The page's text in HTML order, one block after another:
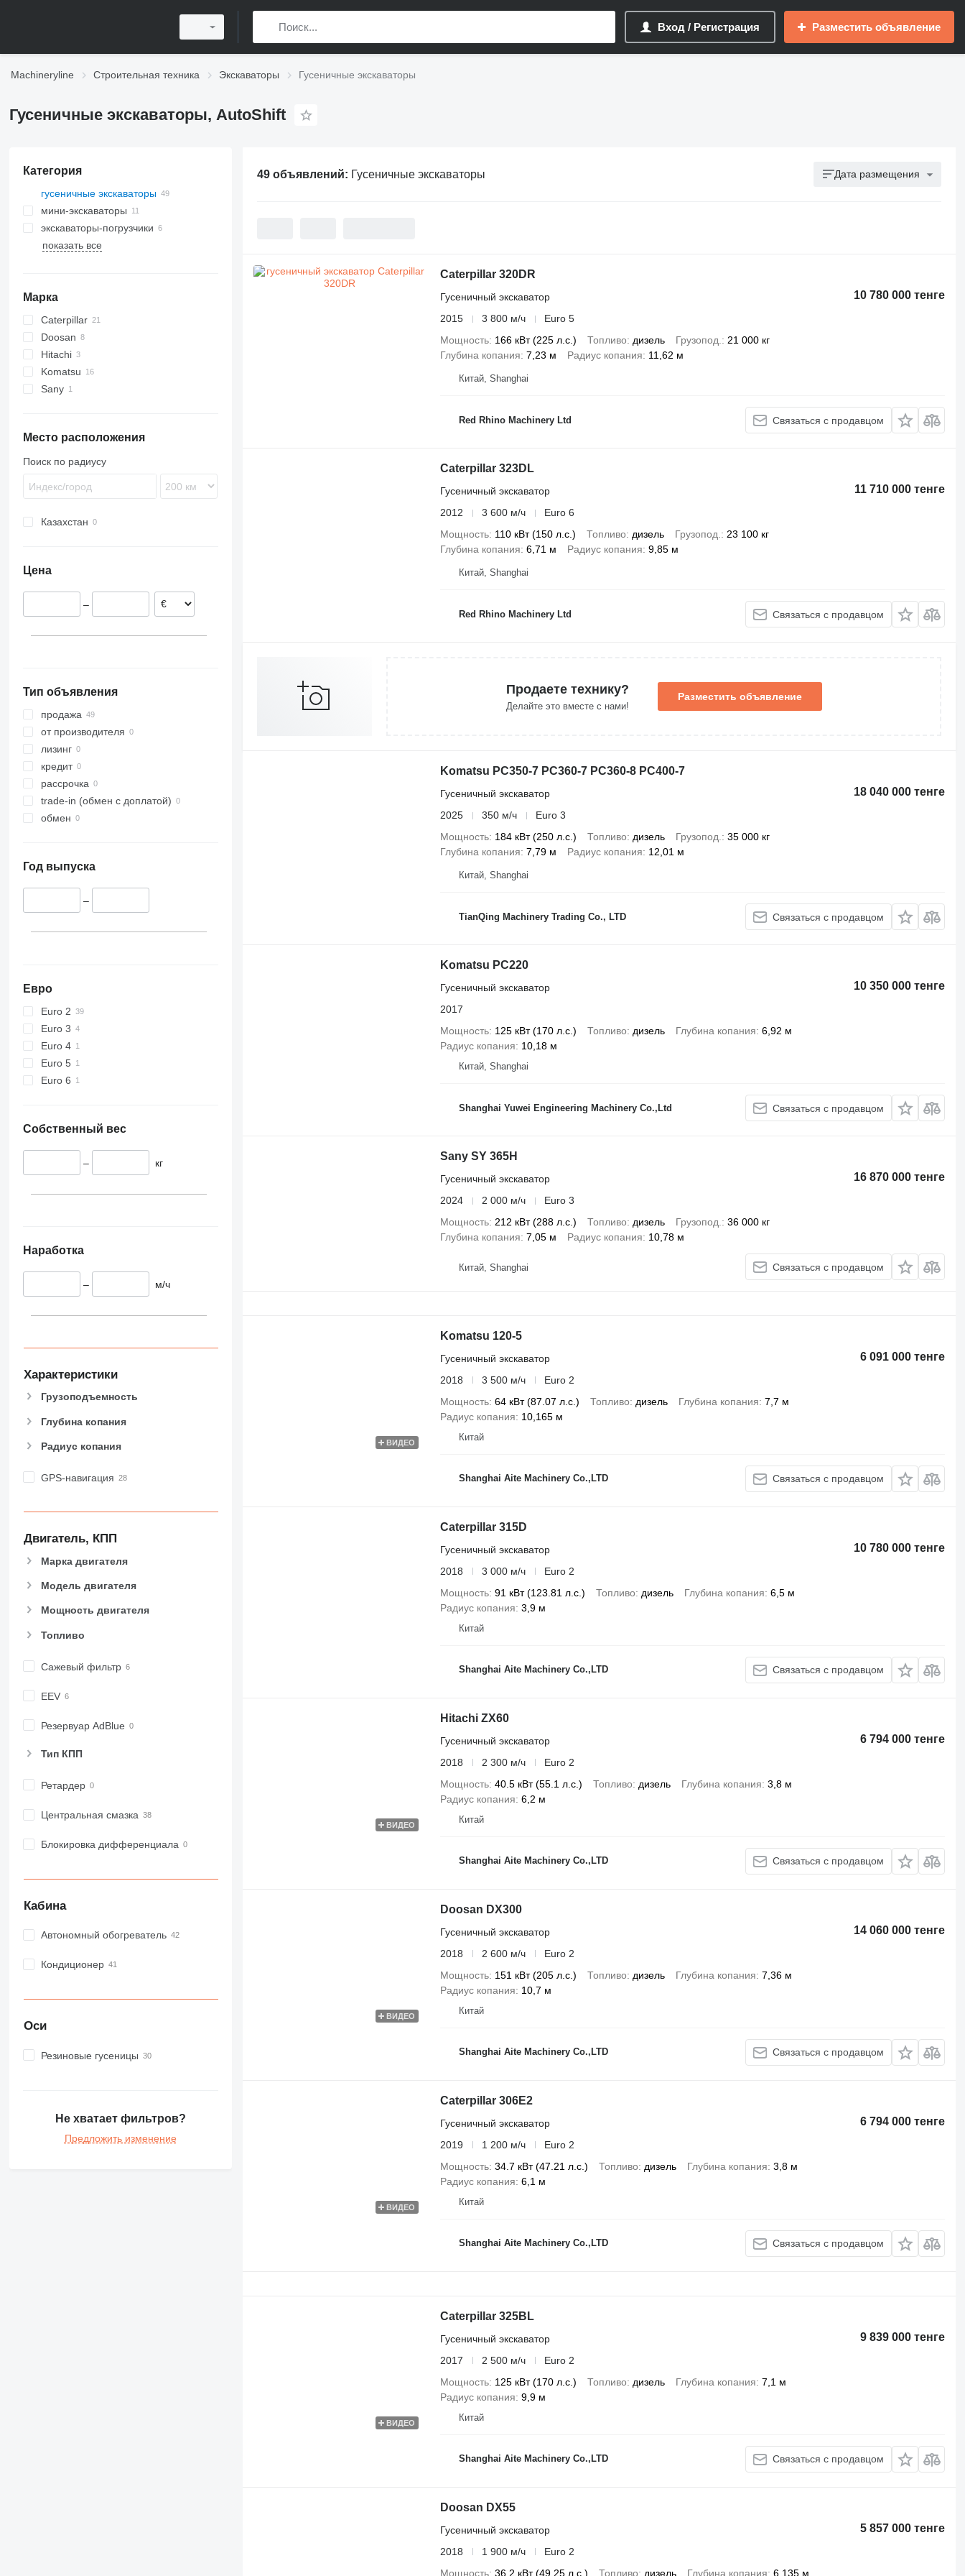
Вход / Регистрация Разместить объявление
Machineryline Строительная техника Экскаваторы Гусеничные экскаваторы
Гусеничные экскаваторы, AutoShift
Категория
гусеничные экскаваторы
мини-экскаваторы
экскаваторы-погрузчики
показать все
Марка
Caterpillar
306
312
315
320
330
336
Doosan
DH
DX
Hitachi
EX
ZX
Komatsu
PC
Sany
Место расположения
Поиск по радиусу
Казахстан
Цена
–
Тип объявления
продажа
от производителя
лизинг
кредит
рассрочка
trade-in (обмен с доплатой)
обмен
Год выпуска
–
Евро
Euro 2
Euro 3
Euro 4
Euro 5
Euro 6
Собственный вес
– кг
Наработка
– м/ч
Характеристики
Грузоподъемность
Глубина копания
Радиус копания
GPS-навигация
Двигатель, КПП
Марка двигателя
Модель двигателя
Мощность двигателя
Топливо
Сажевый фильтр
EEV
Резервуар AdBlue
Тип КПП
Ретардер
Центральная смазка
Блокировка дифференциала
Кабина
Автономный обогреватель
Кондиционер
Оси
Резиновые гусеницы
Не хватает фильтров?
Предложить изменение
49 объявлений: Гусеничные экскаваторы Дата размещения
Caterpillar 320DR
10 780 000 тенге
Гусеничный экскаватор
2015
3 800 м/ч
Euro 5
Мощность 166 кВт (225 л.с.) Топливо дизель Грузопод.
21 000 кг
Глубина копания 7,23 м Радиус копания 11,62 м
Китай, Shanghai
Red Rhino Machinery Ltd Связаться с продавцом
Caterpillar 323DL
11 710 000 тенге
Гусеничный экскаватор
2012
3 600 м/ч
Euro 6
Мощность 110 кВт (150 л.с.) Топливо дизель Грузопод.
23 100 кг
Глубина копания 6,71 м Радиус копания 9,85 м
Китай, Shanghai
Red Rhino Machinery Ltd Связаться с продавцом
Продаете технику?
Делайте это вместе с нами!
Разместить объявление
Komatsu PC350-7 PC360-7 PC360-8 PC400-7
18 040 000 тенге
Гусеничный экскаватор
2025
350 м/ч
Euro 3
Мощность 184 кВт (250 л.с.) Топливо дизель Грузопод.
35 000 кг
Глубина копания 7,79 м Радиус копания 12,01 м
Китай, Shanghai
TianQing Machinery Trading Co., LTD Связаться с продавцом
Komatsu PC220
10 350 000 тенге
Гусеничный экскаватор
2017
Мощность 125 кВт (170 л.с.) Топливо дизель Глубина копания 6,92 м
Радиус копания
10,18 м
Китай, Shanghai
Shanghai Yuwei Engineering Machinery Co.,Ltd Связаться с продавцом
Sany SY 365H
16 870 000 тенге
Гусеничный экскаватор
2024
2 000 м/ч
Euro 3
Мощность 212 кВт (288 л.с.) Топливо дизель Грузопод.
36 000 кг
Глубина копания 7,05 м Радиус копания 10,78 м
Китай, Shanghai Связаться с продавцом
ВИДЕО
Komatsu 120-5
6 091 000 тенге
Гусеничный экскаватор
2018
3 500 м/ч
Euro 2
Мощность 64 кВт (87.07 л.с.) Топливо дизель Глубина копания 7,7 м
Радиус копания
10,165 м
Китай
Shanghai Aite Machinery Co.,LTD Связаться с продавцом
Caterpillar 315D
10 780 000 тенге
Гусеничный экскаватор
2018
3 000 м/ч
Euro 2
Мощность 91 кВт (123.81 л.с.) Топливо дизель Глубина копания 6,5 м
Радиус копания 3,9 м
Китай
Shanghai Aite Machinery Co.,LTD Связаться с продавцом
ВИДЕО
Hitachi ZX60
6 794 000 тенге
Гусеничный экскаватор
2018
2 300 м/ч
Euro 2
Мощность 40.5 кВт (55.1 л.с.) Топливо дизель Глубина копания 3,8 м
Радиус копания 6,2 м
Китай
Shanghai Aite Machinery Co.,LTD Связаться с продавцом
ВИДЕО
Doosan DX300
14 060 000 тенге
Гусеничный экскаватор
2018
2 600 м/ч
Euro 2
Мощность 151 кВт (205 л.с.) Топливо дизель Глубина копания 7,36 м
Радиус копания
10,7 м
Китай
Shanghai Aite Machinery Co.,LTD Связаться с продавцом
ВИДЕО
Caterpillar 306E2
6 794 000 тенге
Гусеничный экскаватор
2019
1 200 м/ч
Euro 2
Мощность 34.7 кВт (47.21 л.с.) Топливо дизель Глубина копания 3,8 м
Радиус копания 6,1 м
Китай
Shanghai Aite Machinery Co.,LTD Связаться с продавцом
ВИДЕО
Caterpillar 325BL
9 839 000 тенге
Гусеничный экскаватор
2017
2 500 м/ч
Euro 2
Мощность 125 кВт (170 л.с.) Топливо дизель Глубина копания 7,1 м
Радиус копания 9,9 м
Китай
Shanghai Aite Machinery Co.,LTD Связаться с продавцом
Doosan DX55
5 857 000 тенге
Гусеничный экскаватор
2018
1 900 м/ч
Euro 2
Мощность 36.2 кВт (49.25 л.с.) Топливо дизель Глубина копания 6,135 м